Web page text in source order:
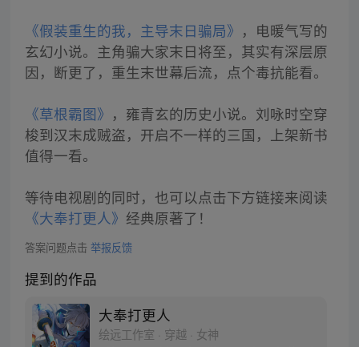
《假装重生的我，主导末日骗局》 ，电暖气写的
玄幻小说。主角骗大家末日将至，其实有深层原
因，断更了，重生末世幕后流，点个毒抗能看。
《草根霸图》 ，雍青玄的历史小说。刘咏时空穿
梭到汉末成贼盗，开启不一样的三国，上架新书
值得一看。
等待电视剧的同时，也可以点击下方链接来阅读
《大奉打更人》 经典原著了！
答案问题点击 举报反馈
提到的作品
大奉打更人
绘远工作室 · 穿越 · 女神